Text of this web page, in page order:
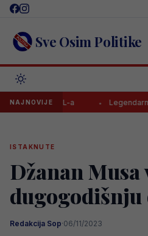
Skip
content Sve Osim Politike
NAJNOVIJE
HNL-a Legendarni Del
ISTAKNUTE
Džanan
Redakcija Sop·06/11/2023